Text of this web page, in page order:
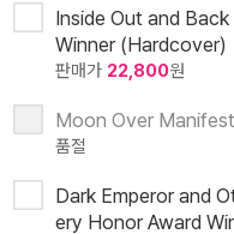
Inside Out and
Winner (Hardcover)
판매가 22,800원
Moon Over
품절
Dark Emperor and
ery Honor Award